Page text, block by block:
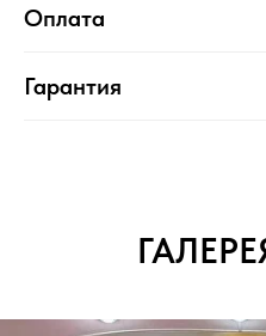
Оплата
Гарантия